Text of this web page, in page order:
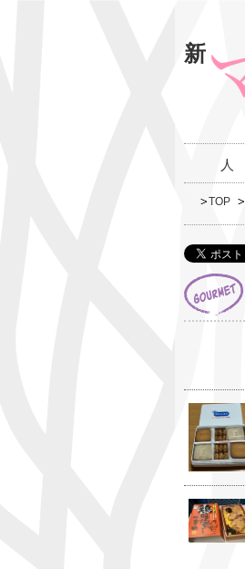
新
人
TOP